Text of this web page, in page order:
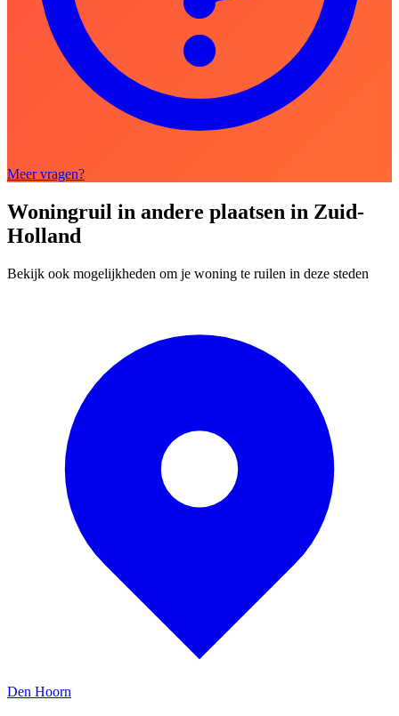
Meer vragen?
Woningruil in andere plaatsen in Zuid-
Holland
Bekijk ook mogelijkheden om je woning te ruilen in deze steden
Den Hoorn